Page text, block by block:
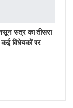
सत्र का तीसरा
विधेयकों पर